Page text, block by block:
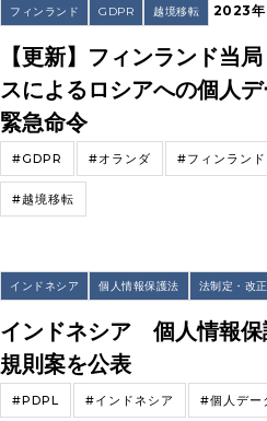
フィンランド GDPR 越境移転 2023年
【更新】フィンランド当
スによるロシアへの個人
緊急命令
#GDPR #オランダ #フィンランド
#越境移転
インドネシア 個人情報保護法 法制定・改正
インドネシア 個人情報
規則案を公表
#PDPL #インドネシア #個人デー